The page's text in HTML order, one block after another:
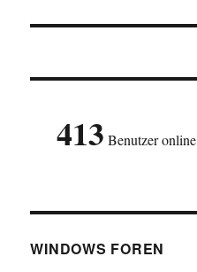
413 Benutzer online
WINDOWS FOREN